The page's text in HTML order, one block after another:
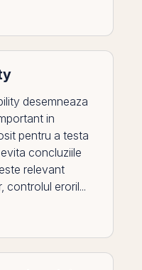
desemneaza
in
pentru a testa
concluziile
relevant
controlul eroril...